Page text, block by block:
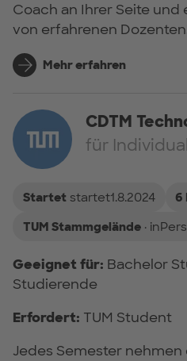
Coach an Ihrer Seite
von erfahrenen
Mehr erfahren
CDTM
für
Startetstartet1.8.2024
6
TUM Stammgelände·
Geeignet für: Bachelor
Studierende
Erfordert: TUM Student
Jedes Semester